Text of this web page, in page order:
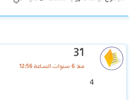
31
منذ 6 سنوات الساعة 12:56
4